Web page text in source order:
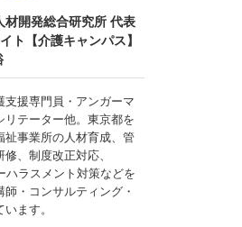
材開発総合研究所 代表
ト【介護キャンパス】
支援専門員・アンガーマ
リテーター他。東京都を
祉事業所の人材育成、管
、制度改正対応、
ハラスメント対策などを
・コンサルティング・
ます。